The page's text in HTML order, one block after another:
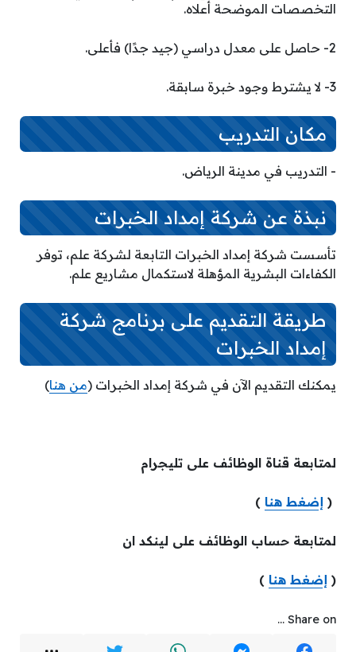
التخصصات الموضحة أعلاه.
2- حاصل على معدل دراسي (جيد جدًا) فأعلى.
3- لا يشترط وجود خبرة سابقة.
مكان التدريب
­- التدريب في مدينة الرياض.
نبذة عن شركة إمداد الخبرات
تأسست شركة إمداد الخبرات التابعة لشركة علم، توفر
الكفاءات البشرية المؤهلة لاستكمال مشاريع علم.
طريقة التقديم على برنامج شركة
إمداد الخبرات
يمكنك التقديم الآن في شركة إمداد الخبرات (من هنا)
لمتابعة قناة الوظائف على تليجرام
( إضغط هنا )
لمتابعة حساب الوظائف على لينكد ان
( إضغط هنا )
Share on ...